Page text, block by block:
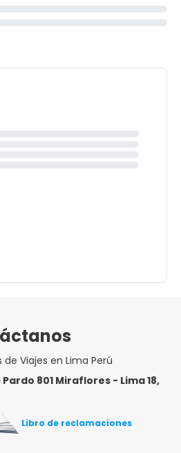
de Viajes en Lima Perú
Pardo 801 Miraflores - Lima 18,
Libro de reclamaciones